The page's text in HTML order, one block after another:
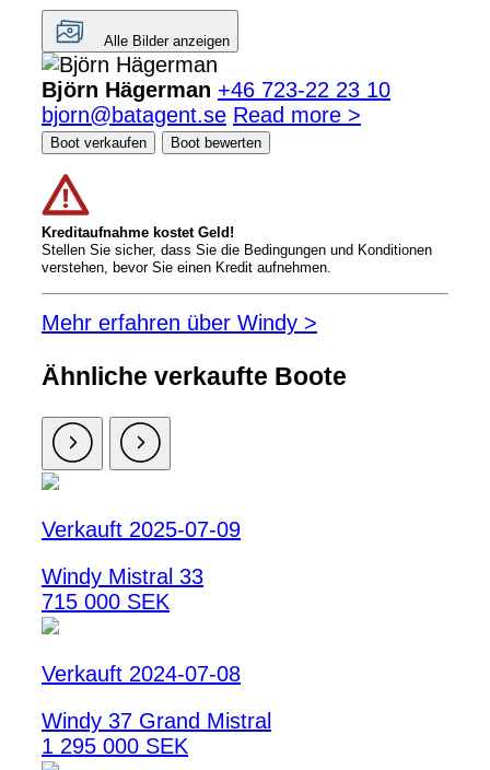
Alle Bilder anzeigen
Björn Hägerman +46 723-22 23 10
bjorn@batagent.se Read more >
Boot verkaufen Boot bewerten
Kreditaufnahme kostet Geld!
Stellen Sie sicher, dass Sie die Bedingungen und Konditionen
verstehen, bevor Sie einen Kredit aufnehmen.
Mehr erfahren über Windy >
Ähnliche verkaufte Boote
Verkauft 2025-07-09
Windy Mistral 33
715 000 SEK
Verkauft 2024-07-08
Windy 37 Grand Mistral
1 295 000 SEK